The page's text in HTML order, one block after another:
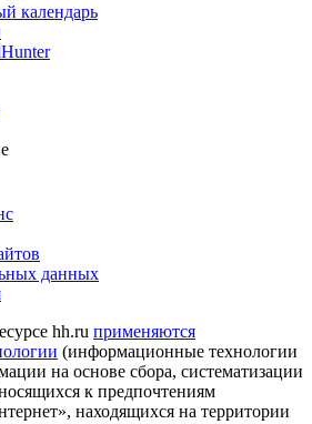
календарь
данных
hh.ru применяются
(информационные технологии
на основе сбора, систематизации
к предпочтениям
находящихся на территории